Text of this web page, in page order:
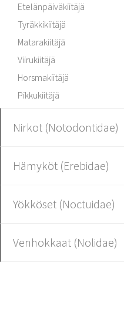
Etelänpäiväkiitäjä
Tyräkkikiitäjä
Matarakiitäjä
Viirukiitäjä
Horsmakiitäjä
Pikkukiitäjä
Nirkot (Notodontidae)
Hämyköt (Erebidae)
Yökköset (Noctuidae)
Venhokkaat (Nolidae)